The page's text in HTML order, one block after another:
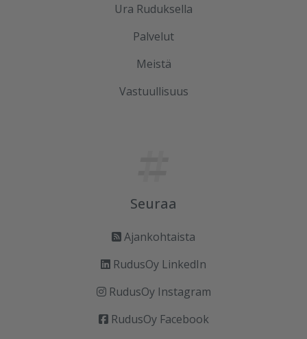
Ura Ruduksella
Palvelut
Meistä
Vastuullisuus
Seuraa
Ajankohtaista
RudusOy LinkedIn
RudusOy Instagram
RudusOy Facebook